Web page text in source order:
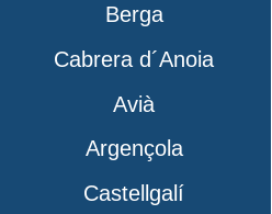
Berga
Cabrera d´Anoia
Avià
Argençola
Castellgalí